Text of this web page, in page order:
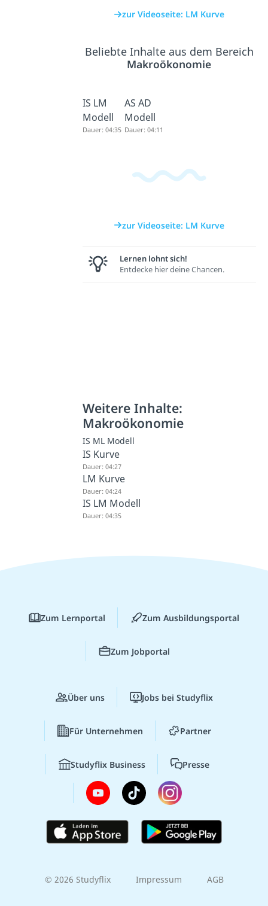
zur Videoseite: LM Kurve
Beliebte Inhalte aus dem Bereich
Makroökonomie
IS LM
Modell
Dauer: 04:35
AS AD
Modell
Dauer: 04:11
zur Videoseite: LM Kurve
Lernen lohnt sich!
Entdecke hier deine Chancen.
Weitere Inhalte:
Makroökonomie
IS ML Modell
IS Kurve
Dauer: 04:27
LM Kurve
Dauer: 04:24
IS LM Modell
Dauer: 04:35
Zum Lernportal Zum Ausbildungsportal
Zum Jobportal
Über uns Jobs bei Studyflix
Für Unternehmen Partner
Studyflix Business Presse
© 2026 Studyflix Impressum AGB